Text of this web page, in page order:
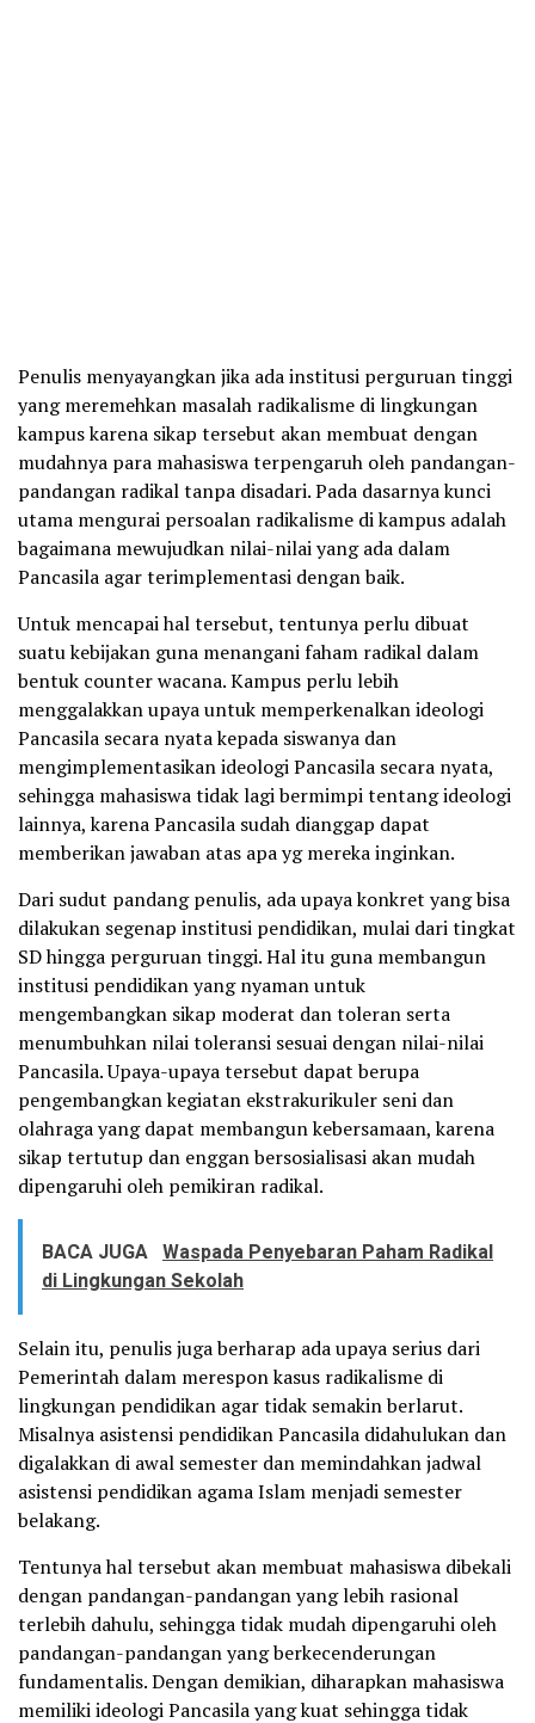
Penulis menyayangkan jika ada institusi perguruan tinggi
yang meremehkan masalah radikalisme di lingkungan
kampus karena sikap tersebut akan membuat dengan
mudahnya para mahasiswa terpengaruh oleh pandangan-
pandangan radikal tanpa disadari. Pada dasarnya kunci
utama mengurai persoalan radikalisme di kampus adalah
bagaimana mewujudkan nilai-nilai yang ada dalam
Pancasila agar terimplementasi dengan baik.
Untuk mencapai hal tersebut, tentunya perlu dibuat
suatu kebijakan guna menangani faham radikal dalam
bentuk counter wacana. Kampus perlu lebih
menggalakkan upaya untuk memperkenalkan ideologi
Pancasila secara nyata kepada siswanya dan
mengimplementasikan ideologi Pancasila secara nyata,
sehingga mahasiswa tidak lagi bermimpi tentang ideologi
lainnya, karena Pancasila sudah dianggap dapat
memberikan jawaban atas apa yg mereka inginkan.
Dari sudut pandang penulis, ada upaya konkret yang bisa
dilakukan segenap institusi pendidikan, mulai dari tingkat
SD hingga perguruan tinggi. Hal itu guna membangun
institusi pendidikan yang nyaman untuk
mengembangkan sikap moderat dan toleran serta
menumbuhkan nilai toleransi sesuai dengan nilai-nilai
Pancasila. Upaya-upaya tersebut dapat berupa
pengembangkan kegiatan ekstrakurikuler seni dan
olahraga yang dapat membangun kebersamaan, karena
sikap tertutup dan enggan bersosialisasi akan mudah
dipengaruhi oleh pemikiran radikal.
BACA JUGA Waspada Penyebaran Paham Radikal
di Lingkungan Sekolah
Selain itu, penulis juga berharap ada upaya serius dari
Pemerintah dalam merespon kasus radikalisme di
lingkungan pendidikan agar tidak semakin berlarut.
Misalnya asistensi pendidikan Pancasila didahulukan dan
digalakkan di awal semester dan memindahkan jadwal
asistensi pendidikan agama Islam menjadi semester
belakang.
Tentunya hal tersebut akan membuat mahasiswa dibekali
dengan pandangan-pandangan yang lebih rasional
terlebih dahulu, sehingga tidak mudah dipengaruhi oleh
pandangan-pandangan yang berkecenderungan
fundamentalis. Dengan demikian, diharapkan mahasiswa
memiliki ideologi Pancasila yang kuat sehingga tidak